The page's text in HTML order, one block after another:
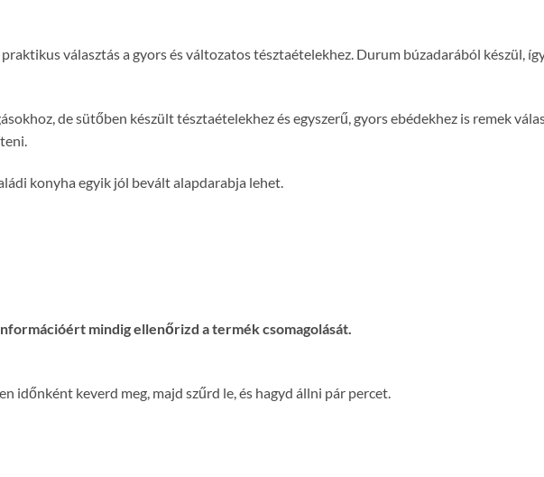
választás a gyors és változatos tésztaételekhez. Durum búzadarából készül,
de sütőben készült tésztaételekhez és egyszerű, gyors ebédekhez is remek
konyha egyik jól bevált alapdarabja lehet.
mindig ellenőrizd a termék csomagolását.
időnként keverd meg, majd szűrd le, és hagyd állni pár percet.